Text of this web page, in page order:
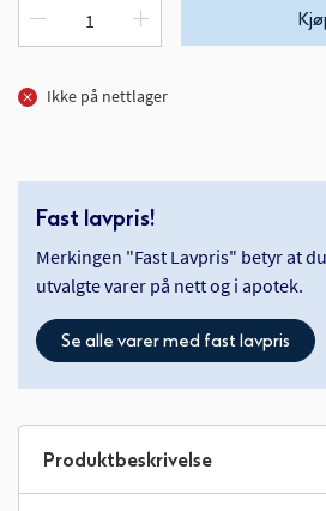
Ikke på nettlager
Fast lavpris!
Merkingen "Fast Lavpris" betyr at
utvalgte varer på nett og i apotek.
Se alle varer med fast lavpris
Produktbeskrivelse